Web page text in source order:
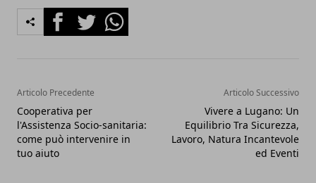
FacebookTwitterWhatsapp
Articolo Precedente
Cooperativa per
l'Assistenza Socio-sanitaria:
come può intervenire in
tuo aiuto
Articolo Successivo
Vivere a Lugano: Un
Equilibrio Tra Sicurezza,
Lavoro, Natura Incantevole
ed Eventi